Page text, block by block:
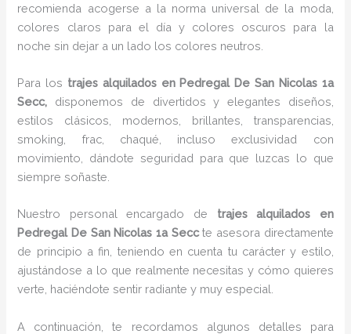
recomienda acogerse a la norma universal de la moda,
colores claros para el día y colores oscuros para la
noche sin dejar a un lado los colores neutros.
Para los trajes alquiladosen Pedregal De San Nicolas 1a
Secc, disponemos de divertidos y elegantes diseños,
estilos clásicos, modernos, brillantes, transparencias,
smoking, frac, chaqué, incluso exclusividad con
movimiento, dándote seguridad para que luzcas lo que
siempre soñaste.
Nuestro personal encargado de trajes alquilados en
Pedregal De San Nicolas 1a Seccte asesora directamente
de principio a fin, teniendo en cuenta tu carácter y estilo,
ajustándose a lo que realmente necesitas y cómo quieres
verte, haciéndote sentir radiante y muy especial.
A continuación, te recordamos algunos detalles para